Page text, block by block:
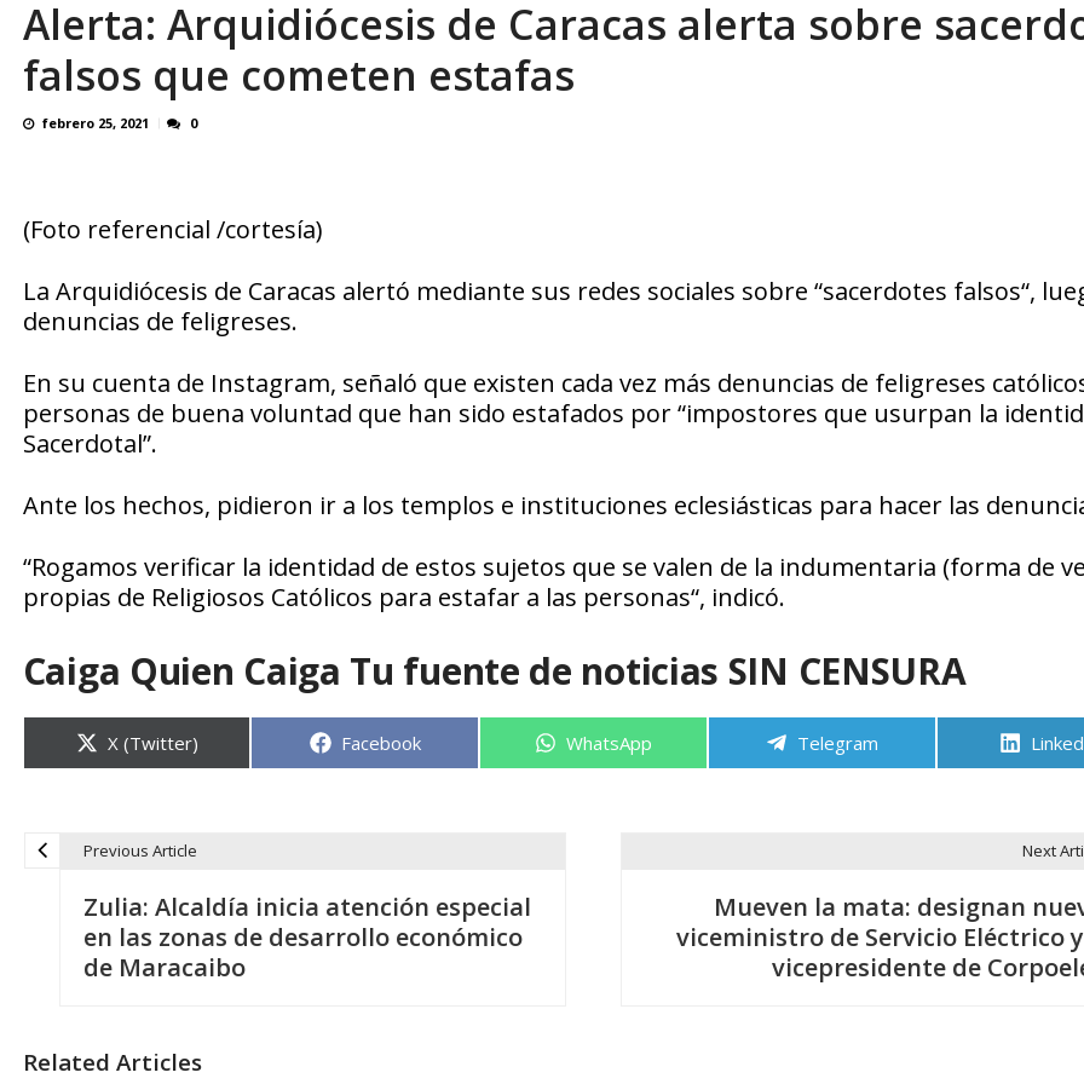
Binance despliega su tarjeta en Venezuela en un mercado impulsado por el auge de... AGOSTO 6, 2026
Alerta: Arquidiócesis de Caracas alerta sobre
falsos que cometen estafas
febrero 25, 2021 0
(Foto referencial /cortesía)
La Arquidiócesis de Caracas alertó mediante sus redes sociales sobre “sacerdotes falsos“,
denuncias de feligreses.
En su cuenta de Instagram, señaló que existen cada vez más denuncias de feligreses
personas de buena voluntad que han sido estafados por “impostores que usurpan la
Sacerdotal”.
Ante los hechos, pidieron ir a los templos e instituciones eclesiásticas para hacer las
“Rogamos verificar la identidad de estos sujetos que se valen de la indumentaria (forma de
propias de Religiosos Católicos para estafar a las personas“, indicó.
Caiga Quien Caiga Tu fuente de noticias SIN CENSURA
Compartir
en
X (Twitter) Compartir
Facebook Compartir
WhatsApp Compartir
Telegram
e
Previous Article
Zulia: Alcaldía inicia atención especial
en las zonas de desarrollo económico
de Maracaibo
Next
Mueven la mata: designan
viceministro de Servicio Eléctrico
vicepresidente de
Related Articles